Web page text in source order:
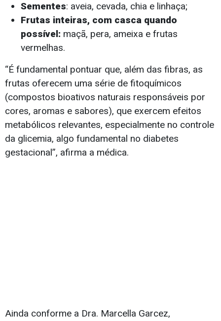
Sementes: aveia, cevada, chia e linhaça;
Frutas inteiras, com casca quando
possível: maçã, pera, ameixa e frutas
vermelhas.
“É fundamental pontuar que, além das fibras, as
frutas oferecem uma série de fitoquímicos
(compostos bioativos naturais responsáveis por
cores, aromas e sabores), que exercem efeitos
metabólicos relevantes, especialmente no controle
da glicemia, algo fundamental no diabetes
gestacional”, afirma a médica.
Ainda conforme a Dra. Marcella Garcez,